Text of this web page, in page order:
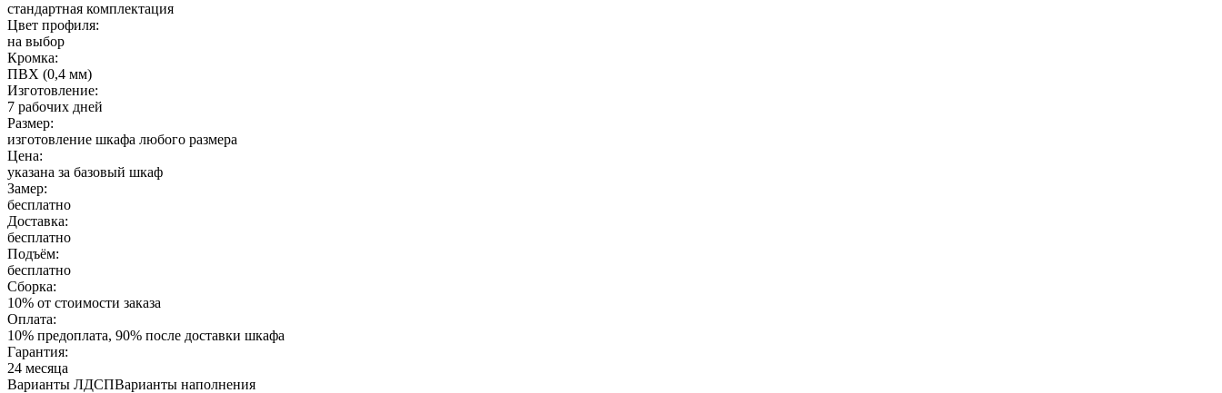
стандартная комплектация
Цвет профиля:
на выбор
Кромка:
ПВХ (0,4 мм)
Изготовление:
7 рабочих дней
Размер:
изготовление шкафа любого размера
Цена:
указана за базовый шкаф
Замер:
бесплатно
Доставка:
бесплатно
Подъём:
бесплатно
Сборка:
10% от стоимости заказа
Оплата:
10% предоплата, 90% после доставки шкафа
Гарантия:
24 месяца
Варианты ЛДСПВарианты наполнения